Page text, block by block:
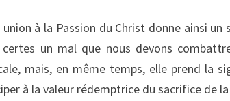
à la Passion du Christ donne ainsi
un mal que nous devons
mais, en même temps, elle prend la
à la valeur rédemptrice du sacrifice de la